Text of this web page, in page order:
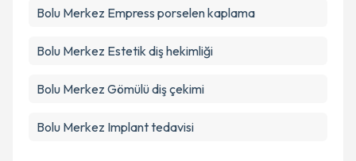
Bolu Merkez Empress porselen kaplama
Bolu Merkez Estetik diş hekimliği
Bolu Merkez Gömülü diş çekimi
Bolu Merkez Implant tedavisi